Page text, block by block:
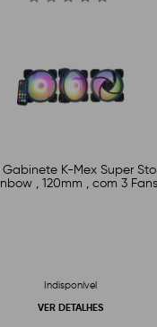
K-Mex Super
, 120mm , com 3
Indisponível
VER DETALHES